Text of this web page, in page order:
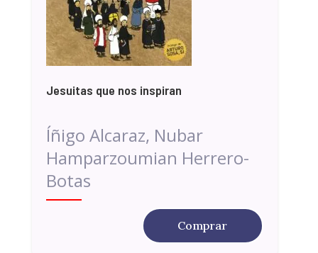
Jesuitas que nos inspiran
Íñigo Alcaraz, Nubar
Hamparzoumian Herrero-
Botas
Comprar